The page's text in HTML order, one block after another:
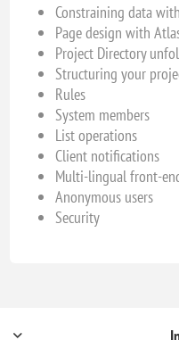
Constraining data
Page design with
Project Directory
Structuring your
Rules
System members
List operations
Client notifications
Multi-lingual front-
Anonymous users
Security